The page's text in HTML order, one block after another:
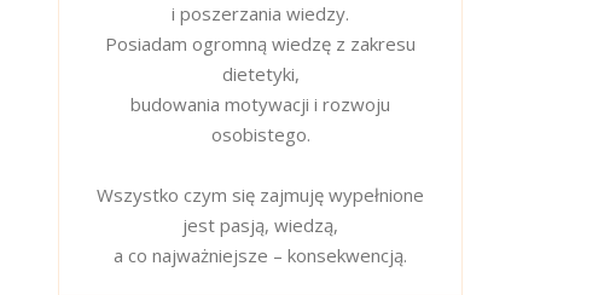
i poszerzania wiedzy.
Posiadam ogromną wiedzę z zakresu
dietetyki,
budowania motywacji i rozwoju
osobistego.
Wszystko czym się zajmuję wypełnione
jest pasją, wiedzą,
a co najważniejsze – konsekwencją.